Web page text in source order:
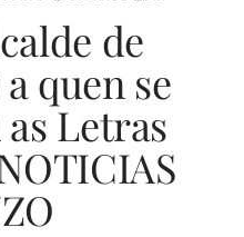
de
quen se
Letras